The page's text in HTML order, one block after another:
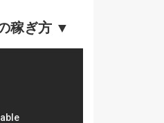
稼ぎ方 ▼